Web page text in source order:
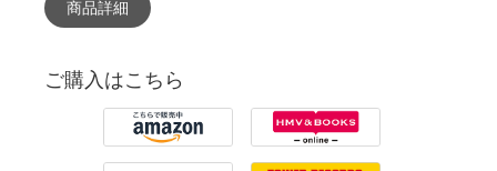
商品詳細
ご購入はこちら
Amazon HMV